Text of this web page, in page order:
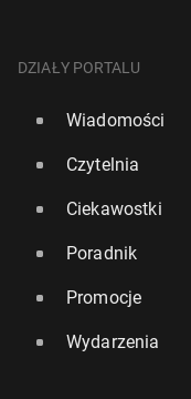
DZIAŁY PORTALU
Wiadomości
Czytelnia
Ciekawostki
Poradnik
Promocje
Wydarzenia